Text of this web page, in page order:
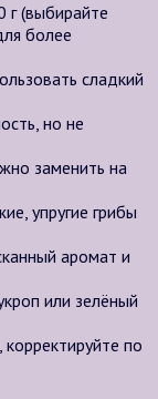
г (выбирайте
более
сладкий
но не
заменить на
упругие грибы
аромат и
или зелёный
по